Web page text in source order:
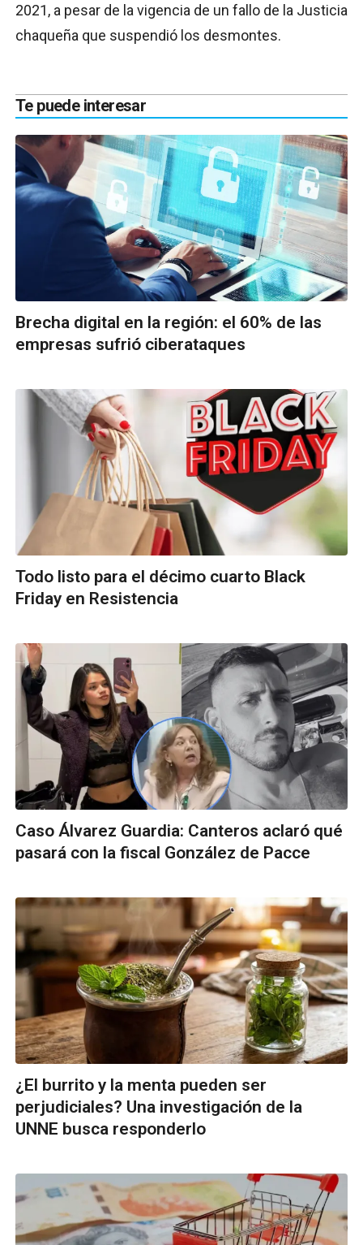
2021, a pesar de la vigencia de un fallo de la Justicia
chaqueña que suspendió los desmontes.
Te puede interesar
Brecha digital en la región: el 60% de las
empresas sufrió ciberataques
Todo listo para el décimo cuarto Black
Friday en Resistencia
Caso Álvarez Guardia: Canteros aclaró qué
pasará con la fiscal González de Pacce
¿El burrito y la menta pueden ser
perjudiciales? Una investigación de la
UNNE busca responderlo